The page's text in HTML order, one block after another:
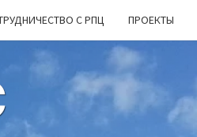
С РПЦ ПРОЕКТЫ